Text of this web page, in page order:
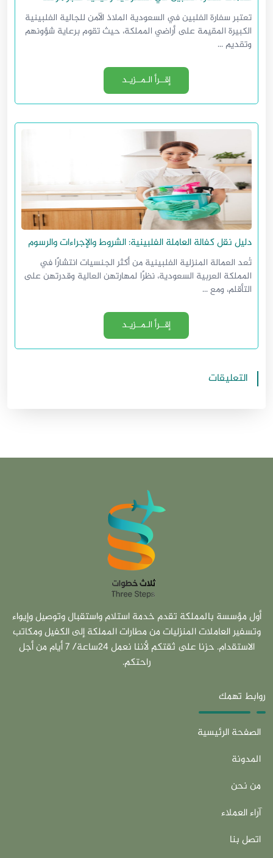
تعتبر سفارة الفلبين في السعودية الملاذ الآمن للجالية الفلبينية
الكبيرة المقيمة على أراضي المملكة، حيث تقوم برعاية شؤونهم
وتقديم ...
إقــرأ الـمــزيـد
دليل نقل كفالة العاملة الفلبينية: الشروط والإجراءات والرسوم
تُعد العمالة المنزلية الفلبينية من أكثر الجنسيات انتشارًا في
المملكة العربية السعودية، نظرًا لمهارتهن العالية وقدرتهن على
التأقلم، ومع ...
إقــرأ الـمــزيـد
التعليقات
أول مؤسسة بالمملكة تقدم خدمة استلام واستقبال وتوصيل وإيواء
وتسفير العاملات المنزليات من مطارات المملكة إلى الكفيل ومكاتب
الاستقدام. حزنا على ثقتكم لأننا نعمل 24ساعة/ 7 أيام من أجل
راحتكم.
روابط تهمك
الصفحة الرئيسية
المدونة
من نحن
آراء العملاء
اتصل بنا